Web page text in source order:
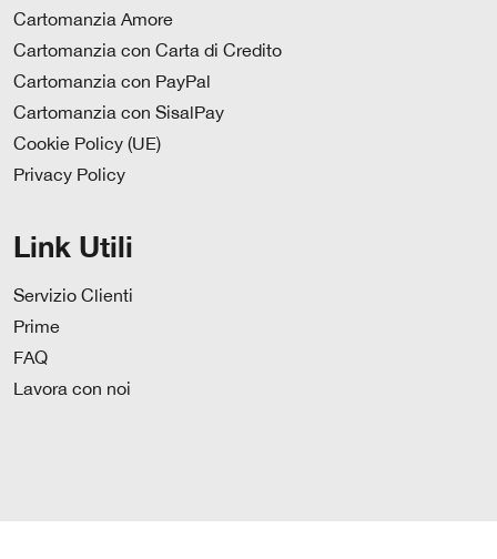
Cartomanzia Amore
Cartomanzia con Carta di Credito
Cartomanzia con PayPal
Cartomanzia con SisalPay
Cookie Policy (UE)
Privacy Policy
Link Utili
Servizio Clienti
Prime
FAQ
Lavora con noi